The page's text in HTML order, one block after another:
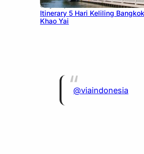
July 20, 2026
Itinerary 5 Hari Keliling
Khao Yai
@viaindonesia